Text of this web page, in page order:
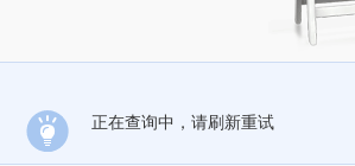
正在查询中，请刷新重试